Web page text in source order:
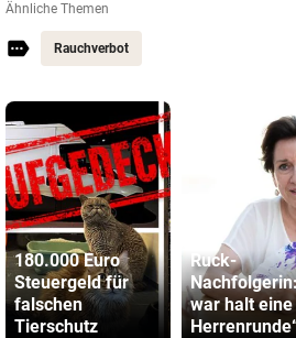
Ähnliche Themen
Rauchverbot
180.000 Euro
Steuergeld für
falschen
Tierschutz
Ruck-
war halt eine